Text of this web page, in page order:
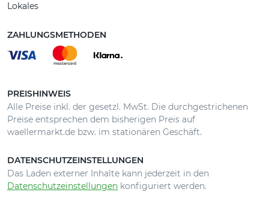
Lokales
ZAHLUNGSMETHODEN
PREISHINWEIS
Alle Preise inkl. der gesetzl. MwSt. Die durchgestrichenen
Preise entsprechen dem bisherigen Preis auf
waellermarkt.de bzw. im stationären Geschäft.
DATENSCHUTZEINSTELLUNGEN
Das Laden externer Inhalte kann jederzeit in den
Datenschutzeinstellungen konfiguriert werden.